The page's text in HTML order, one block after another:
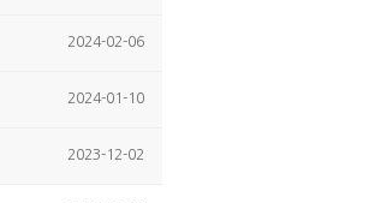
2024-02-06
2024-01-10
2023-12-02